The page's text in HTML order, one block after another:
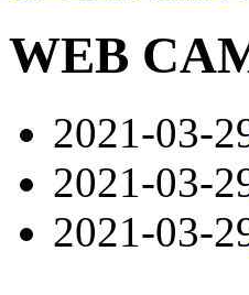
WEB
2021-03-
2021-03-
2021-03-